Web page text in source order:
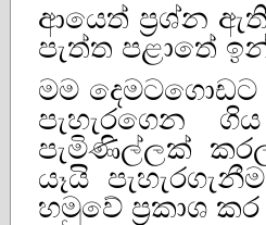
ආයෙත් ප්‍රශ්න
පැත්ත පළාතේ
මම
පැහැරගෙන
පැමිණිල්ලක්‌
යෑයි
හමුවේ ප්‍රකාශ